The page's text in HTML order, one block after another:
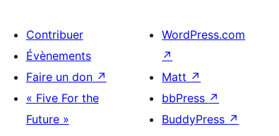
Contribuer
Évènements
Faire un don ↗
« Five For the
Future »
WordPress.com
↗
Matt ↗
bbPress ↗
BuddyPress ↗